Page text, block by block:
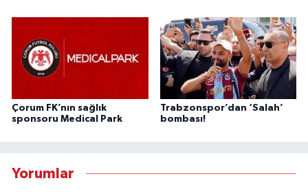
Çorum FK’nın sağlık
sponsoru Medical Park
Trabzonspor’dan ‘Salah’
bombası!
Yorumlar